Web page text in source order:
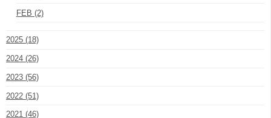
FEB (2)
2025 (18)
2024 (26)
2023 (56)
2022 (51)
2021 (46)